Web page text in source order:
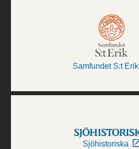
Samfundet S:t Erik
Sjöhistoriska